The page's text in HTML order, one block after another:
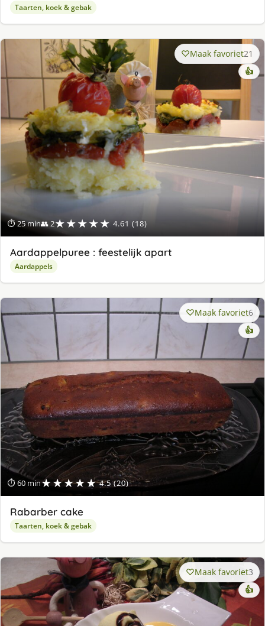
Taarten, koek & gebak
⏱ 25 min👥 2★★★★★ 4.61 (18)
Maak favoriet21
👍
Aardappelpuree : feestelijk apart
Aardappels
⏱ 60 min★★★★★ 4.5 (20)
Maak favoriet6
👍
Rabarber cake
Taarten, koek & gebak
Maak favoriet3
👍